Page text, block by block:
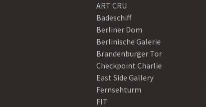
ART CRU
Badeschiff
Berliner Dom
Berlinische Galerie
Brandenburger Tor
Checkpoint Charlie
East Side Gallery
Fernsehturm
FIT